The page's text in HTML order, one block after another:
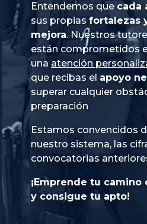
Entendemos que cada
sus propias fortalezas
mejora. Nuestros
están comprometidos
una atención
que recibas el apoyo
superar cualquier
preparación
Estamos convencidos
nuestro sistema, las
convocatorias
¡Emprende tu camino
y consigue tu apto!